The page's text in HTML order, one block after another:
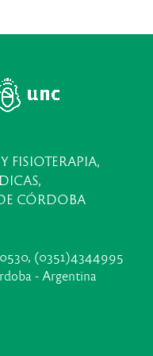
FISIOTERAPIA,
CÓRDOBA
(0351)4344995
- Argentina